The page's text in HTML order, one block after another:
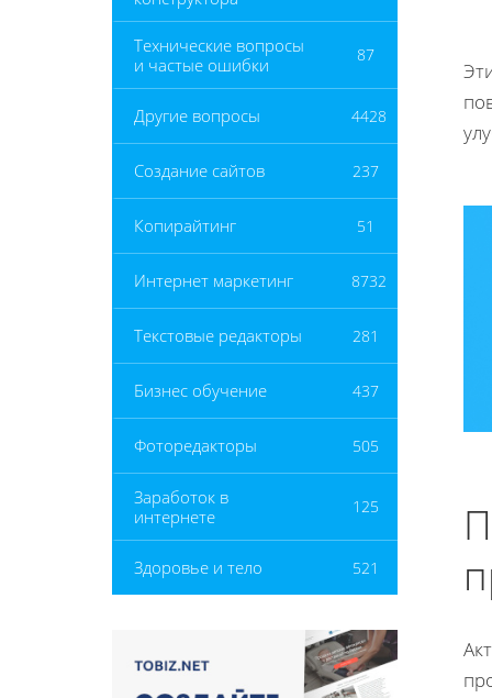
Технические вопросы
и частые ошибки
87
Другие вопросы 4428
Создание сайтов 237
Копирайтинг 51
Интернет маркетинг 8732
Текстовые редакторы 281
Бизнес обучение 437
Фоторедакторы 505
Заработок в
интернете
125
Здоровье и тело 521